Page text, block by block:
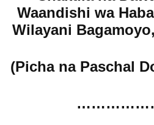
Waandishi wa
Wilayani
(Picha na Paschal